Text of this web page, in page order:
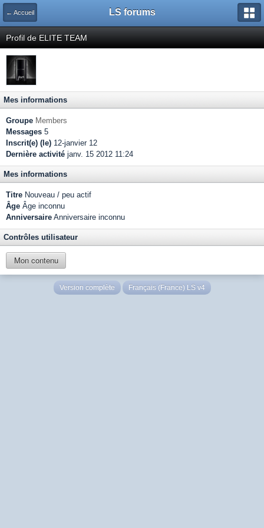
← Accueil LS forums
Profil de ELITE TEAM
Mes informations
Groupe Members
Messages 5
Inscrit(e) (le) 12-janvier 12
Dernière activité janv. 15 2012 11:24
Mes informations
Titre Nouveau / peu actif
Âge Âge inconnu
Anniversaire Anniversaire inconnu
Contrôles utilisateur
Mon contenu
Version complète Français (France) LS v4